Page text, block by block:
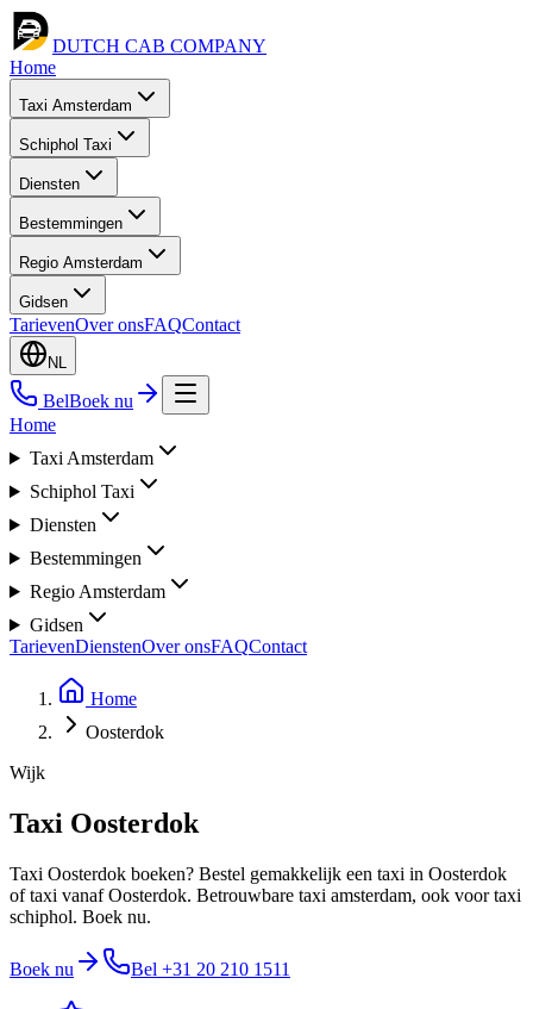
DUTCH CAB COMPANY
Home
Taxi Amsterdam
Schiphol Taxi
Diensten
Bestemmingen
Regio Amsterdam
Gidsen
TarievenOver onsFAQContact
NL
BelBoek nu
Home
Taxi Amsterdam
Schiphol Taxi
Diensten
Bestemmingen
Regio Amsterdam
Gidsen
TarievenDienstenOver onsFAQContact
Home
Oosterdok
Wijk
Taxi Oosterdok
Taxi Oosterdok boeken? Bestel gemakkelijk een taxi in Oosterdok
of taxi vanaf Oosterdok. Betrouwbare taxi amsterdam, ook voor taxi
schiphol. Boek nu.
Boek nu Bel +31 20 210 1511